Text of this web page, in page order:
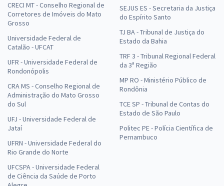
CRECI MT - Conselho Regional de
Corretores de Imóveis do Mato
Grosso
Universidade Federal de
Catalão - UFCAT
UFR - Universidade Federal de
Rondonópolis
CRA MS - Conselho Regional de
Administração do Mato Grosso
do Sul
UFJ - Universidade Federal de
Jataí
UFRN - Universidade Federal do
Rio Grande do Norte
UFCSPA - Universidade Federal
de Ciência da Saúde de Porto
SEJUS ES - Secretaria da Justiça
do Espírito Santo
TJ BA - Tribunal de Justiça do
Estado da Bahia
TRF 3 - Tribunal Regional Federal
da 3ª Região
MP RO - Ministério Público de
Rondônia
TCE SP - Tribunal de Contas do
Estado de São Paulo
Politec PE - Polícia Científica de
Pernambuco